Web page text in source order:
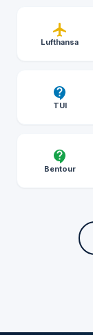
Lufthansa
TUI
Bentour